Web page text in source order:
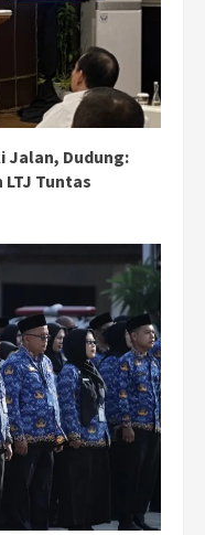
Jalan, Dudung:
Tuntas